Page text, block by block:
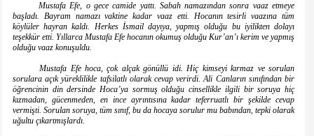
Mustafa Efe, o gece camide yattı. Sabah namazından sonra vaaz etmeye
başladı. Bayram namazı vaktine kadar vaaz etti. Hocanın tesirli vaazına tüm
köylüler hayran kaldı. Herkes İsmail dayıya, yapmış olduğu bu iyilikten dolayı
teşekkür etti. Yıllarca Mustafa Efe hocanın okumuş olduğu Kur’an’ı kerim ve yapmış
olduğu vaaz konuşuldu.
Mustafa Efe hoca, çok alçak gönüllü idi. Hiç kimseyi kırmaz ve sorulan
sorulara açık yüreklilikle tafsilatlı olarak cevap verirdi. Ali Canların sınıfından bir
öğrencinin din dersinde Hoca’ya sormuş olduğu cinsellikle ilgili bir soruya hiç
kızmadan, gücenmeden, en ince ayrıntısına kadar teferruatlı bir şekilde cevap
vermişti. Sorulan soruya, tüm sınıf, bu da hocaya sorulur mu babından, tepki olarak
uğultu çıkartmışlardı.